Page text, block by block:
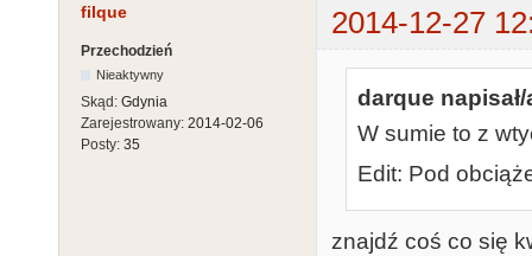
filque 2014-12-27
Przechodzień
Nieaktywny
Skąd: Gdynia
Zarejestrowany: 2014-02-06
Posty: 35
darque napisał/
W sumie to z
Edit: Pod
znajdź coś co się